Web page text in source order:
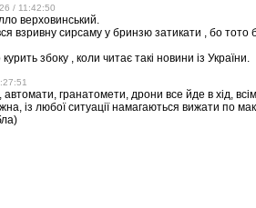
/ 11:42:50
верховинський.
взривну сирсаму у бринзю затикати , бо тото
збоку , коли читає такі новини із України.
гранатомети, дрони все йде в хід,
із любої ситуації намагаються вижати по